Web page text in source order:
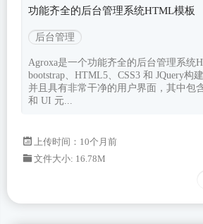
功能齐全的后台管理系统HTML模板
后台管理
Agroxa是一个功能齐全的后台管理系统
bootstrap、HTML5、CSS3 和 JQuery构
并且具有非常干净的用户界面，其中包
和 UI 元...
上传时间：10个月前
文件大小: 16.78M